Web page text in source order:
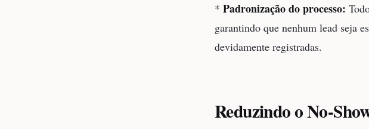
* Padronização do processo:
garantindo que nenhum lead seja
devidamente registradas.
Reduzindo o No-